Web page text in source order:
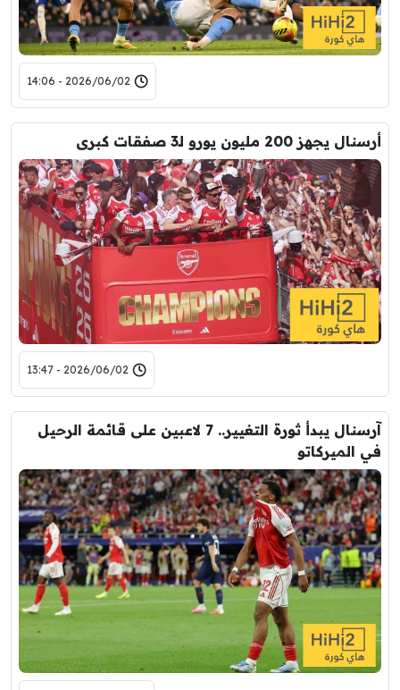
2026/06/02 - 14:06
أرسنال يجهز 200 مليون يورو لـ3 صفقات كبرى
2026/06/02 - 13:47
آرسنال يبدأ ثورة التغيير.. 7 لاعبين على قائمة الرحيل
في الميركاتو